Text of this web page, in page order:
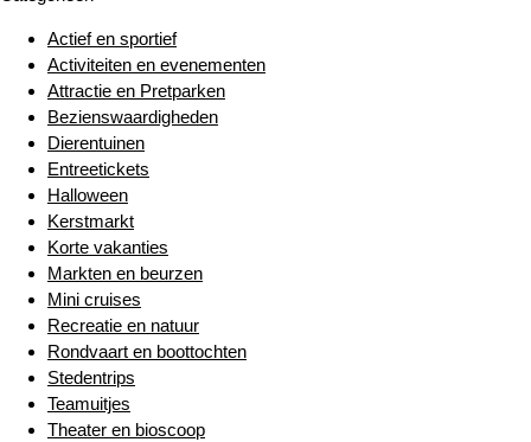
Actief en sportief
Activiteiten en evenementen
Attractie en Pretparken
Bezienswaardigheden
Dierentuinen
Entreetickets
Halloween
Kerstmarkt
Korte vakanties
Markten en beurzen
Mini cruises
Recreatie en natuur
Rondvaart en boottochten
Stedentrips
Teamuitjes
Theater en bioscoop